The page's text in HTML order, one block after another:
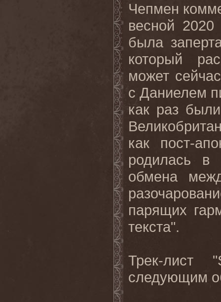
Чепмен
весной
была
который
может
с Даниелем
как раз
как пост-
родилась в
обмена
парящих
текста".
Трек-лист
следующим